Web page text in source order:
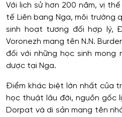
Với lịch sử hơn 200 năm, vị
tế Liên bang Nga, môi trường
sinh hoạt tương đối hợp lý,
Voronezh mang tên N.N.
đối với những học sinh mong
dược tại Nga.
Điểm khác biệt lớn nhất của
học thuật lâu đời, nguồn gốc
Dorpat và di sản mang tên